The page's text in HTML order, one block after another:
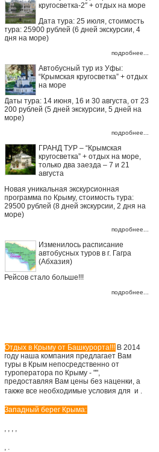
кругосветка-2″ + отдых на море
Дата тура: 25 июля, стоимость
тура: 25900 рублей (6 дней экскурсии, 4
дня на море)
подробнее...
Автобусный тур из Уфы:
“Крымская кругосветка” + отдых
на море
Даты тура: 14 июня, 16 и 30 августа, от 23
200 рублей (5 дней экскурсии, 5 дней на
море)
подробнее...
ГРАНД ТУР – “Крымская
кругосветка” + отдых на море,
только два заезда – 7 и 21
августа
Новая уникальная экскурсионная
программа по Крыму, стоимость тура:
29500 рублей (8 дней экскурсии, 2 дня на
море)
подробнее...
Изменилось расписание
автобусных туров в г. Гагра
(Абхазия)
Рейсов стало больше!!!
подробнее...
Отдых в Крыму от Башкурорта!!! В 2014
году наша компания предлагает Вам
туры в Крым непосредственно от
туроператора по Крыму - "",
предоставляя Вам цены без наценки, а
также все необходимые условия для и .
Западный берег Крыма:
, , , ,
, .